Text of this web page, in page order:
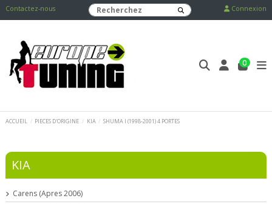
Contactez-nous Connexion
0
ACCUEIL PIECES D'ORIGINE KIA SHUMA I (1998-2001) 4 PORTES
KIA
Carens (Apres 2006)